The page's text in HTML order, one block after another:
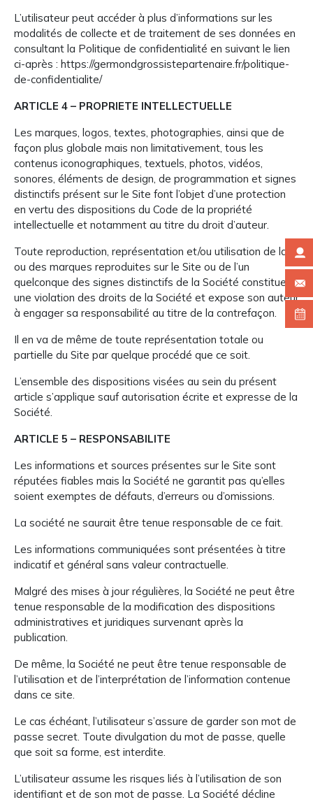
L’utilisateur peut accéder à plus d’informations sur les
modalités de collecte et de traitement de ses données en
consultant la Politique de confidentialité en suivant le lien
ci-après : https://germondgrossistepartenaire.fr/politique-
de-confidentialite/
ARTICLE 4 – PROPRIETE INTELLECTUELLE
Les marques, logos, textes, photographies, ainsi que de
façon plus globale mais non limitativement, tous les
contenus iconographiques, textuels, photos, vidéos,
sonores, éléments de design, de programmation et signes
distinctifs présent sur le Site font l’objet d’une protection
en vertu des dispositions du Code de la propriété
intellectuelle et notamment au titre du droit d’auteur.
Toute reproduction, représentation et/ou utilisation de la
ou des marques reproduites sur le Site ou de l’un
quelconque des signes distinctifs de la Société constitue
une violation des droits de la Société et expose son auteur
à engager sa responsabilité au titre de la contrefaçon.
Il en va de même de toute représentation totale ou
partielle du Site par quelque procédé que ce soit.
L’ensemble des dispositions visées au sein du présent
article s’applique sauf autorisation écrite et expresse de la
Société.
ARTICLE 5 – RESPONSABILITE
Les informations et sources présentes sur le Site sont
réputées fiables mais la Société ne garantit pas qu’elles
soient exemptes de défauts, d’erreurs ou d’omissions.
La société ne saurait être tenue responsable de ce fait.
Les informations communiquées sont présentées à titre
indicatif et général sans valeur contractuelle.
Malgré des mises à jour régulières, la Société ne peut être
tenue responsable de la modification des dispositions
administratives et juridiques survenant après la
publication.
De même, la Société ne peut être tenue responsable de
l’utilisation et de l’interprétation de l’information contenue
dans ce site.
Le cas échéant, l’utilisateur s’assure de garder son mot de
passe secret. Toute divulgation du mot de passe, quelle
que soit sa forme, est interdite.
L’utilisateur assume les risques liés à l’utilisation de son
identifiant et de son mot de passe. La Société décline